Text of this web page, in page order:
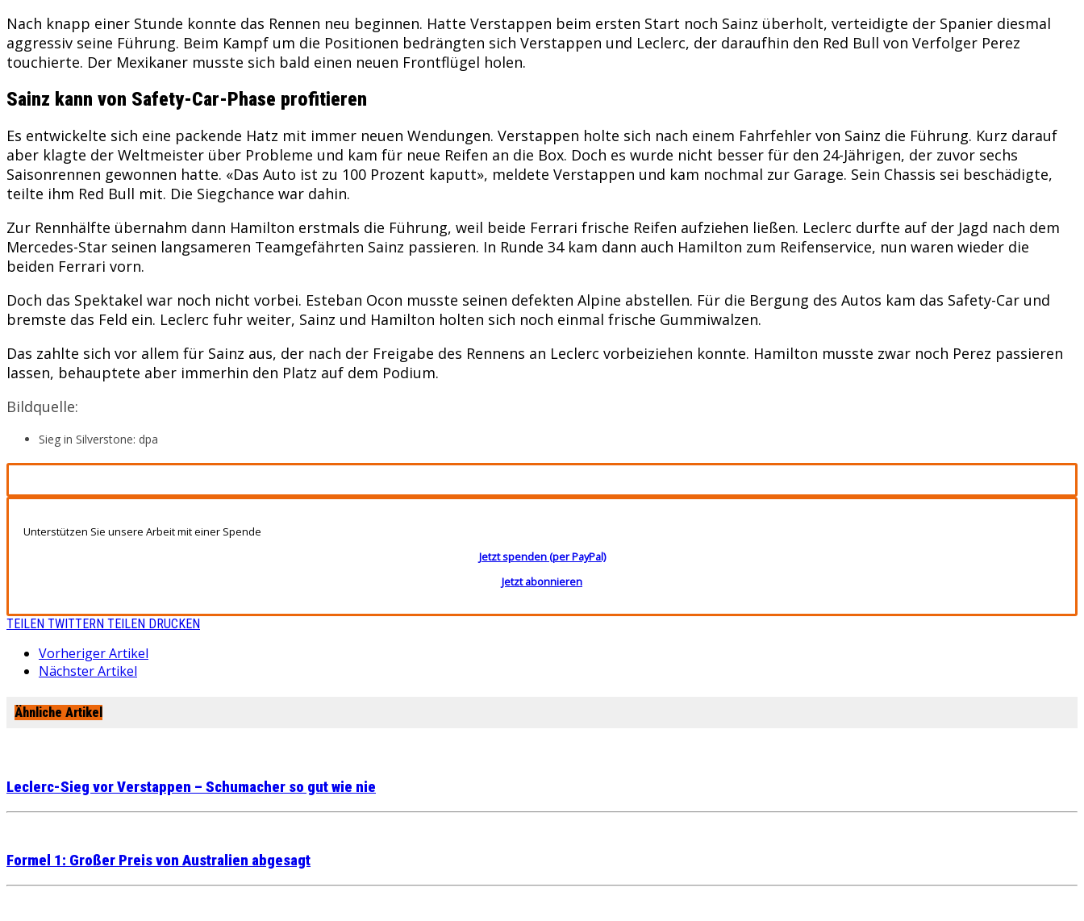
Nach knapp einer Stunde konnte das Rennen neu beginnen. Hatte Verstappen beim ersten Start noch Sainz überholt, verteidigte der Spanier diesmal
aggressiv seine Führung. Beim Kampf um die Positionen bedrängten sich Verstappen und Leclerc, der daraufhin den Red Bull von Verfolger Perez
touchierte. Der Mexikaner musste sich bald einen neuen Frontflügel holen.
Sainz kann von Safety-Car-Phase profitieren
Es entwickelte sich eine packende Hatz mit immer neuen Wendungen. Verstappen holte sich nach einem Fahrfehler von Sainz die Führung. Kurz darauf
aber klagte der Weltmeister über Probleme und kam für neue Reifen an die Box. Doch es wurde nicht besser für den 24-Jährigen, der zuvor sechs
Saisonrennen gewonnen hatte. «Das Auto ist zu 100 Prozent kaputt», meldete Verstappen und kam nochmal zur Garage. Sein Chassis sei beschädigte,
teilte ihm Red Bull mit. Die Siegchance war dahin.
Zur Rennhälfte übernahm dann Hamilton erstmals die Führung, weil beide Ferrari frische Reifen aufziehen ließen. Leclerc durfte auf der Jagd nach dem
Mercedes-Star seinen langsameren Teamgefährten Sainz passieren. In Runde 34 kam dann auch Hamilton zum Reifenservice, nun waren wieder die
beiden Ferrari vorn.
Doch das Spektakel war noch nicht vorbei. Esteban Ocon musste seinen defekten Alpine abstellen. Für die Bergung des Autos kam das Safety-Car und
bremste das Feld ein. Leclerc fuhr weiter, Sainz und Hamilton holten sich noch einmal frische Gummiwalzen.
Das zahlte sich vor allem für Sainz aus, der nach der Freigabe des Rennens an Leclerc vorbeiziehen konnte. Hamilton musste zwar noch Perez passieren
lassen, behauptete aber immerhin den Platz auf dem Podium.
Bildquelle:
Sieg in Silverstone: dpa
Unterstützen Sie unsere Arbeit mit einer Spende
Jetzt spenden (per PayPal)
Jetzt abonnieren
TEILEN TWITTERN TEILEN DRUCKEN
Vorheriger Artikel
Nächster Artikel
Ähnliche Artikel
Leclerc-Sieg vor Verstappen – Schumacher so gut wie nie
Formel 1: Großer Preis von Australien abgesagt